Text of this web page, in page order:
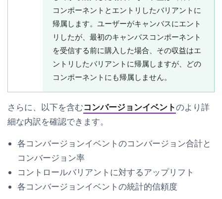
コンポーネントとエントリしたバリアントに
帰属します。ユーザーがキャンバスにエント
リしたが、最初のキャンバスコンポーネント
を受信する前に購入した場合、その収益はエ
ントリしたバリアントに帰属しますが、どの
コンポーネントにも帰属しません。
さらに、以下を含むコンバージョンイベントのより詳
細な内訳を確認できます。
各コンバージョンイベントのコンバージョン合計と
コンバージョン率
コントロールバリアントに対するアップリフト
各コンバージョンイベントの統計的信頼度